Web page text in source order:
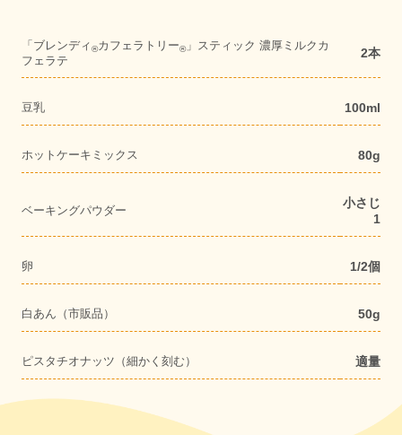
「ブレンディ®カフェラトリー® 」スティック 濃厚ミルクカ
フェラテ
2本
豆乳 100ml
ホットケーキミックス 80g
ベーキングパウダー
小さじ
1
卵 1/2個
白あん（市販品） 50g
ピスタチオナッツ（細かく刻む） 適量